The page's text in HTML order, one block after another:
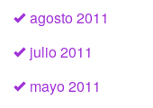
agosto 2011
julio 2011
mayo 2011